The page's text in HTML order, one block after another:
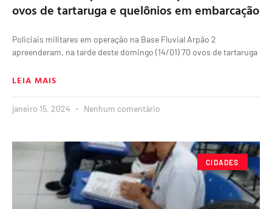
ovos de tartaruga e quelônios em embarcação
Policiais militares em operação na Base Fluvial Arpão 2
apreenderam, na tarde deste domingo (14/01) 70 ovos de tartaruga
LEIA MAIS
janeiro 15, 2024 Nenhum comentário
CIDADES